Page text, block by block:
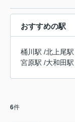
おすすめの駅
桶川駅 /北上尾駅
宮原駅 /大和田駅
6件